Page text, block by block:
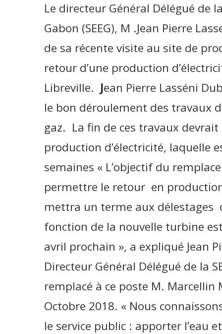
Le directeur Général Délégué de
Gabon (SEEG), M .Jean Pierre
de sa récente visite au site de
retour d’une production
Libreville. Jean Pierre Lasséni
le bon déroulement des travaux
gaz. La fin de ces travaux
production d’électricité, laquelle
semaines « L’objectif du
permettre le retour en
mettra un terme aux délestages
fonction de la nouvelle turbine
avril prochain », a expliqué Jean
Directeur Général Délégué de la
remplacé à ce poste M. Marcellin
Octobre 2018. « Nous
le service public : apporter l’eau